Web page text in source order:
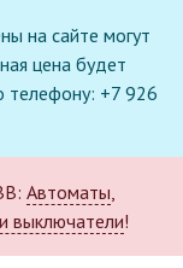
на сайте могут
цена будет
телефону: +7 926
Автоматы,
выключатели!